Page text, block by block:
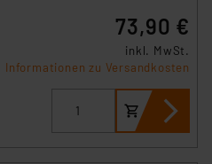
73,90 €
inkl. MwSt.
Informationen zu Versandkosten